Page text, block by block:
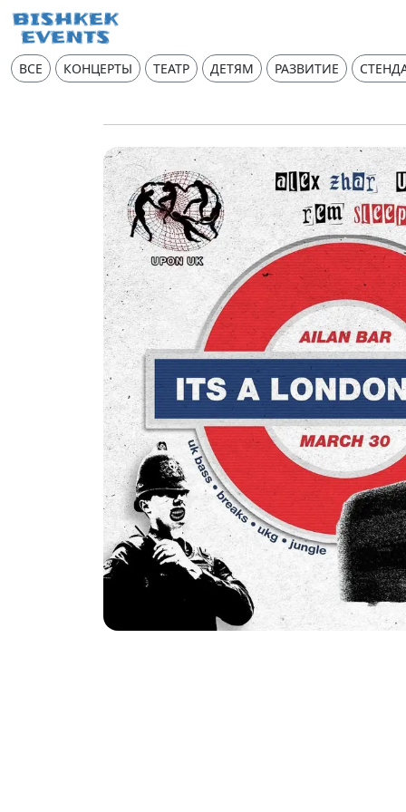
ВСЕ КОНЦЕРТЫ ТЕАТР ДЕТЯМ РАЗВИТИЕ